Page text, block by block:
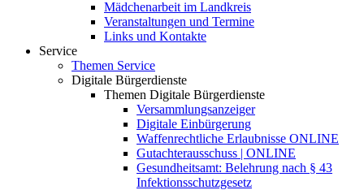
Mädchenarbeit im Landkreis
Veranstaltungen und Termine
Links und Kontakte
Service
Themen Service
Digitale Bürgerdienste
Themen Digitale Bürgerdienste
Versammlungsanzeiger
Digitale Einbürgerung
Waffenrechtliche Erlaubnisse ONLINE
Gutachterausschuss | ONLINE
Gesundheitsamt: Belehrung nach § 43
Infektionsschutzgesetz